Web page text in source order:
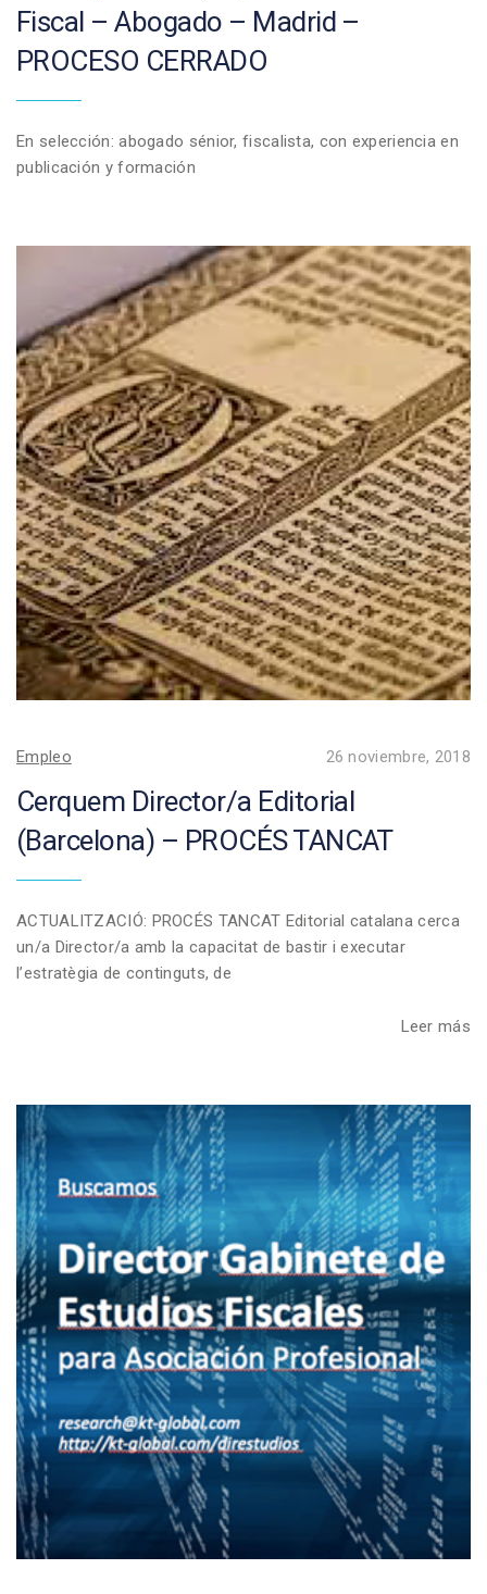
Fiscal – Abogado – Madrid –
PROCESO CERRADO
En selección: abogado sénior, fiscalista, con experiencia en
publicación y formación
Empleo 26 noviembre, 2018
Cerquem Director/a Editorial
(Barcelona) – PROCÉS TANCAT
ACTUALITZACIÓ: PROCÉS TANCAT Editorial catalana cerca
un/a Director/a amb la capacitat de bastir i executar
l’estratègia de continguts, de
Leer más